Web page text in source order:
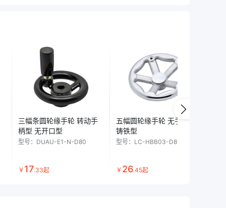
三幅条圆轮缘手轮 转动手
柄型 无开口型
型号： DUAU-E1-N-D80
￥ 17.33起
五幅圆轮缘手轮 无手柄型
铸铁型
型号： LC-HBB03-D80
￥ 26.45起